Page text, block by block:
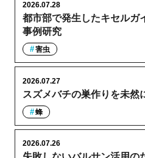
都市部で発生したキセルガ
事例研究
2026.07.28
害虫
スズメバチの巣作りを未然
2026.07.27
蜂
2026.07.26